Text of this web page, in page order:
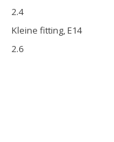
2.4
Kleine fitting, E14
2.6